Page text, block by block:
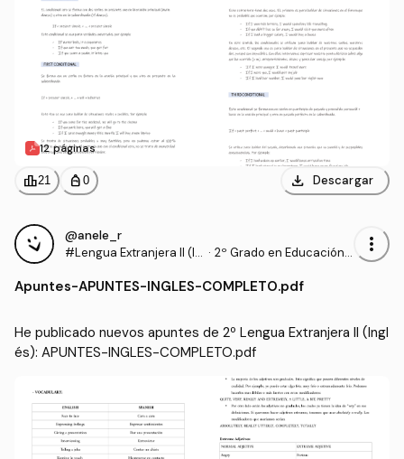
12 páginas
leaderboard21 personal_bag 0 download Descargar
@anele_r
#Lengua Extranjera II (In · 2º Grado en Educación P
more_vert
Apuntes-APUNTES-INGLES-COMPLETO.pdf
He publicado nuevos apuntes de 2º Lengua Extranjera II (Ingl
és): APUNTES-INGLES-COMPLETO.pdf